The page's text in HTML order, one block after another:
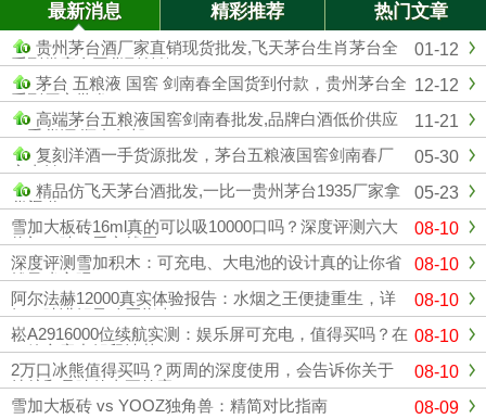
最新消息 精彩推荐 热门文章
01-12
贵州茅台酒厂家直销现货批发,飞天茅台生肖茅台全
系列供应全国货到付款
12-12
茅台 五粮液 国窖 剑南春全国货到付款，贵州茅台全
系列厂家批发
11-21
高端茅台五粮液国窖剑南春批发,品牌白酒低价供应
一手货源 顺丰包邮
05-30
复刻洋酒一手货源批发，茅台五粮液国窖剑南春厂
家直销
05-23
精品仿飞天茅台酒批发,一比一贵州茅台1935厂家拿
货渠道
08-10
雪加大板砖16ml真的可以吸10000口吗？深度评测六大
热门口味，看完就买了
08-10
深度评测雪加积木：可充电、大电池的设计真的让你省
钱又省心吗？
08-10
阿尔法赫12000真实体验报告：水烟之王便捷重生，详
细口味讲解及购买指南
08-10
崧A2916000位续航实测：娱乐屏可充电，值得买吗？在
一篇文章中解释清楚
08-10
2万口冰熊值得买吗？两周的深度使用，会告诉你关于
续航和品味的真正答案。
08-09
雪加大板砖 vs YOOZ独角兽：精简对比指南